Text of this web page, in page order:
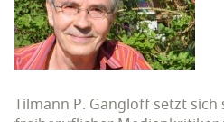
Tilmann P. Gangloff setzt sich